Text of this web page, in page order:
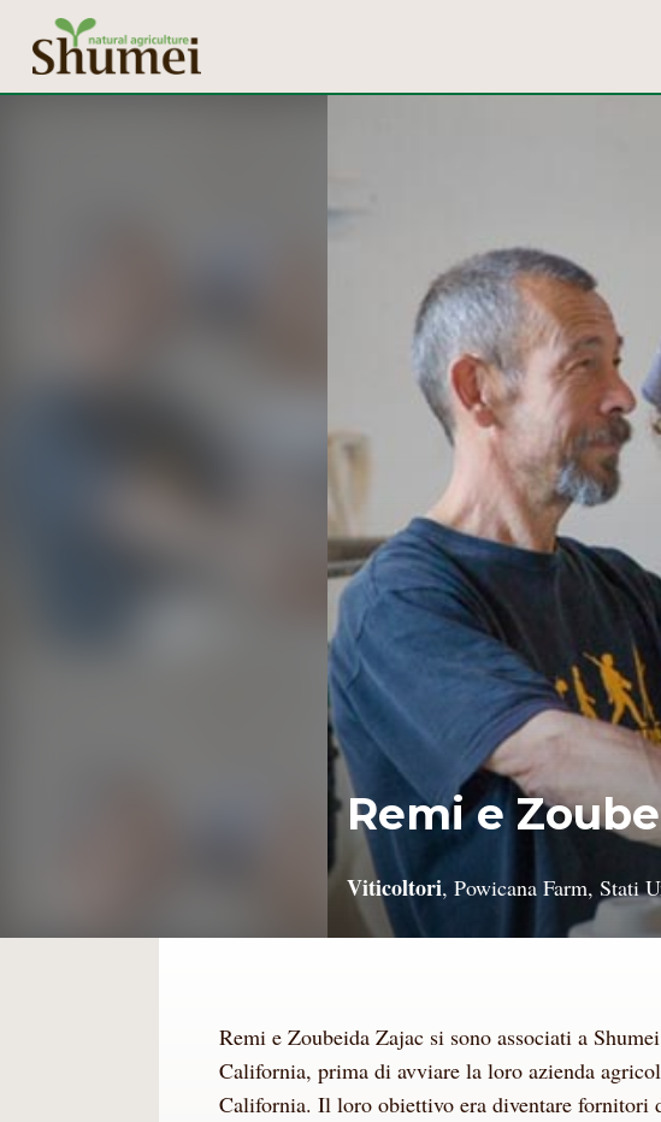
Remi e
Viticoltori, Powicana Farm, Stati
Remi e Zoubeida Zajac si sono associati a
California, prima di avviare la loro azienda
California. Il loro obiettivo era diventare fornitori